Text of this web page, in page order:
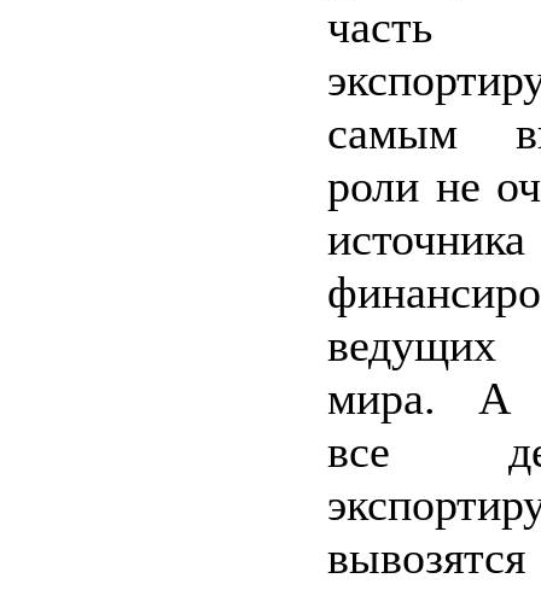
часть
самым
роли не
источника
мира. А
все